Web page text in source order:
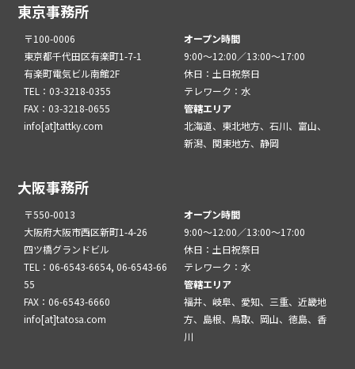
東京事務所
〒100-0006
東京都千代田区有楽町1-7-1
有楽町電気ビル南館2F
TEL：03-3218-0355
FAX：03-3218-0655
info[at]tattky.com
オープン時間
9:00～12:00／13:00～17:00
休日：土日祝祭日
テレワーク：水
管轄エリア
北海道、東北地方、石川、富山、
新潟、関東地方、静岡
大阪事務所
〒550-0013
大阪府大阪市西区新町1-4-26
四ツ橋グランドビル
TEL：06-6543-6654, 06-6543-66
55
FAX：06-6543-6660
info[at]tatosa.com
オープン時間
9:00～12:00／13:00～17:00
休日：土日祝祭日
テレワーク：水
管轄エリア
福井、岐阜、愛知、三重、近畿地
方、島根、鳥取、岡山、徳島、香
川